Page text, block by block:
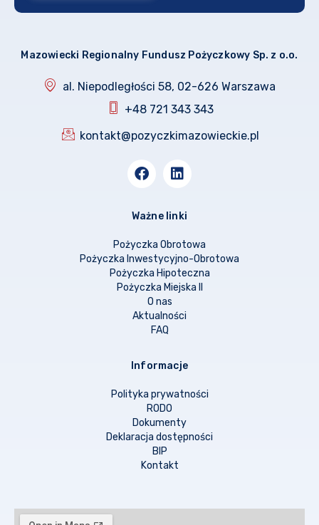
Mazowiecki Regionalny Fundusz Pożyczkowy Sp. z o.o.
al. Niepodległości 58, 02-626 Warszawa
+48 721 343 343
kontakt@pozyczkimazowieckie.pl
Ważne linki
Pożyczka Obrotowa
Pożyczka Inwestycyjno-Obrotowa
Pożyczka Hipoteczna
Pożyczka Miejska II
O nas
Aktualności
FAQ
Informacje
Polityka prywatności
RODO
Dokumenty
Deklaracja dostępności
BIP
Kontakt